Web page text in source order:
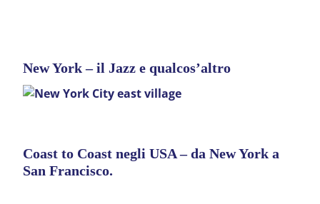
New York – il Jazz e qualcos’altro
Coast to Coast negli USA – da New York a
San Francisco.